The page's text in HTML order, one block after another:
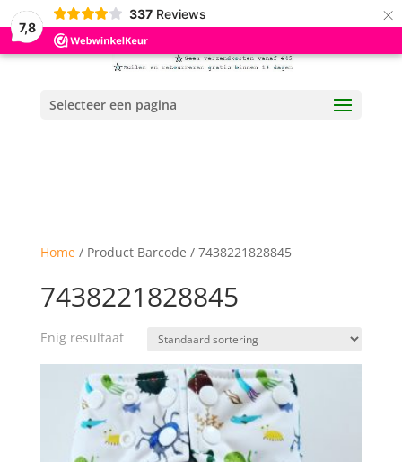
7,8
337 Reviews ×
Selecteer een pagina
Home/ Product Barcode / 7438221828845
7438221828845
Enig resultaat